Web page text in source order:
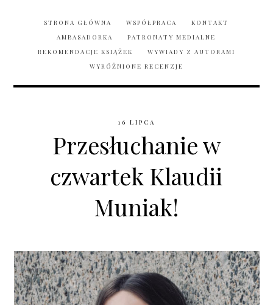
STRONA GŁÓWNA WSPÓŁPRACA
KONTAKT
AMBASADORKA
PATRONATY MEDIALNE
REKOMENDACJE KSIĄŻEK
WYWIADY Z AUTORAMI
WYRÓŻNIONE RECENZJE
16 LIPCA
Przesłuchanie w
czwartek Klaudii
Muniak!